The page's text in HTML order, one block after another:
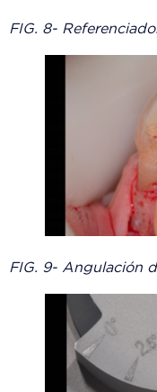
FIG. 8-
FIG. 9- Angulación